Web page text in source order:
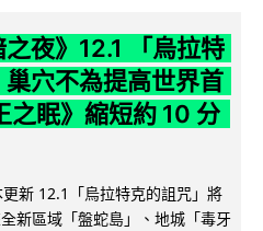
之夜》12.1 「烏拉特
穴不為提高世界首
之眠》縮短約 10 分
新 12.1「烏拉特克的詛咒」將
新區域「盤蛇島」、地城「毒牙